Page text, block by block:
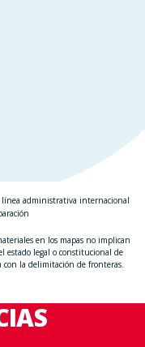
línea administrativa internacional
en los mapas no implican
estado legal o constitucional de
la delimitación de fronteras.